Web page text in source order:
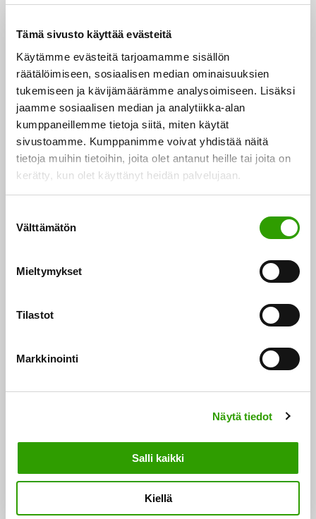
Tämä sivusto käyttää evästeitä
Käytämme evästeitä tarjoamamme sisällön
räätälöimiseen, sosiaalisen median ominaisuuksien
tukemiseen ja kävijämäärämme analysoimiseen. Lisäksi
jaamme sosiaalisen median ja analytiikka-alan
kumppaneillemme tietoja siitä, miten käytät
sivustoamme. Kumppanimme voivat yhdistää näitä
tietoja muihin tietoihin, joita olet antanut heille tai joita on
kerätty, kun olet käyttänyt heidän palvelujaan.
Välttämätön
Mieltymykset
Tilastot
Markkinointi
Näytä tiedot
Salli kaikki
Kiellä
uhanalaisia tai silmälläpidettäviä. Etelä-Suomen
lehdoista on suojeltu vain kolme prosenttia ja 97
prosenttia on talousmetsiä. Lehtohelmet-hankkeessa
on saatu suojeltua lisää pysyvästi yli 250 hehtaaria
metsäalueita METSO-ohjelman kautta. Osa näistä
alueista on lehtometsiä.
”Lehtomaita on vuosisatojen aikana raivattu pelloiksi
lehtoalueita ei enää ole, vaan lehdot sijaitsevat
purojen varsilla ja yleensä kohteilla, joita ei ole voitu
hyödyntää muuhun kuin metsätalouteen. Näiden
lehtomaiden luontoarvot olisi ehdottomasti turvattava
tavalla tai toisella”, Ruutiainen sanoo.
Monimuotoinen metsä on puskuri
muutoksia vastaan
Talousmetsissä ihmisen toiminta on johtanut lehtojen
kuusettumiseen ja lehtolajiston yksipuolistumiseen.
Kun ilmasto lämpenee, muuttuvat olosuhteet kuuselle
epäsuotuisammiksi. Lehtoja kannattaa kasvattaa